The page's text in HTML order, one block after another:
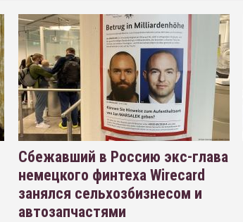
Сбежавший в Россию экс-глава
немецкого финтеха Wirecard
занялся сельхозбизнесом и
автозапчастями